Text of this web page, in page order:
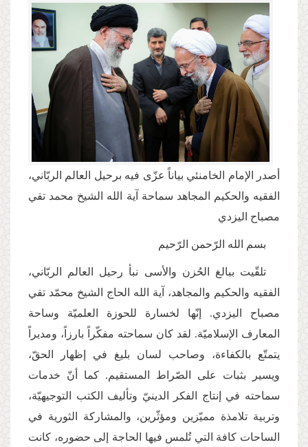
أصدر الإمام الخامنئي بياناً عزّى فيه برحيل العالم الربّاني،
الفقيه والحكيم المجاهد سماحة آية الله الشيخ محمد تقي
مصباح اليزدي
بسم الله الرّحمن الرّحيم
تلقّيت ببالغ الحُزن والأسى نبأ رحيل العالم الربّاني،
الفقيه والحكيم والمجاهد، آية الله الحاج الشيخ محمّد تقي
مصباح اليزدي. إنّها لخسارة للحوزة العلميّة وساحة
المعارف الإسلاميّة. لقد كان سماحته مفكّراً بارزاً، ومديراً
يتمتّع بالكفاءة، وصاحب لسان بليغ في إظهار الحقّ،
ويسير بثبات على الصّراط المستقيم. كما أنّ خدمات
سماحته في إنتاج الفكر الدينيّ وتأليف الكتب التوجيهيّة،
وتربية تلامذة مميّزين ومؤثّرين، والمشاركة الثورية في
الساحات كافة التي تُلمس فيها الحاجة إلى حضوره، كانت